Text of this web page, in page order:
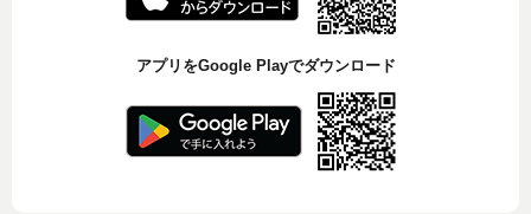
アプリをGoogle Playでダウンロード